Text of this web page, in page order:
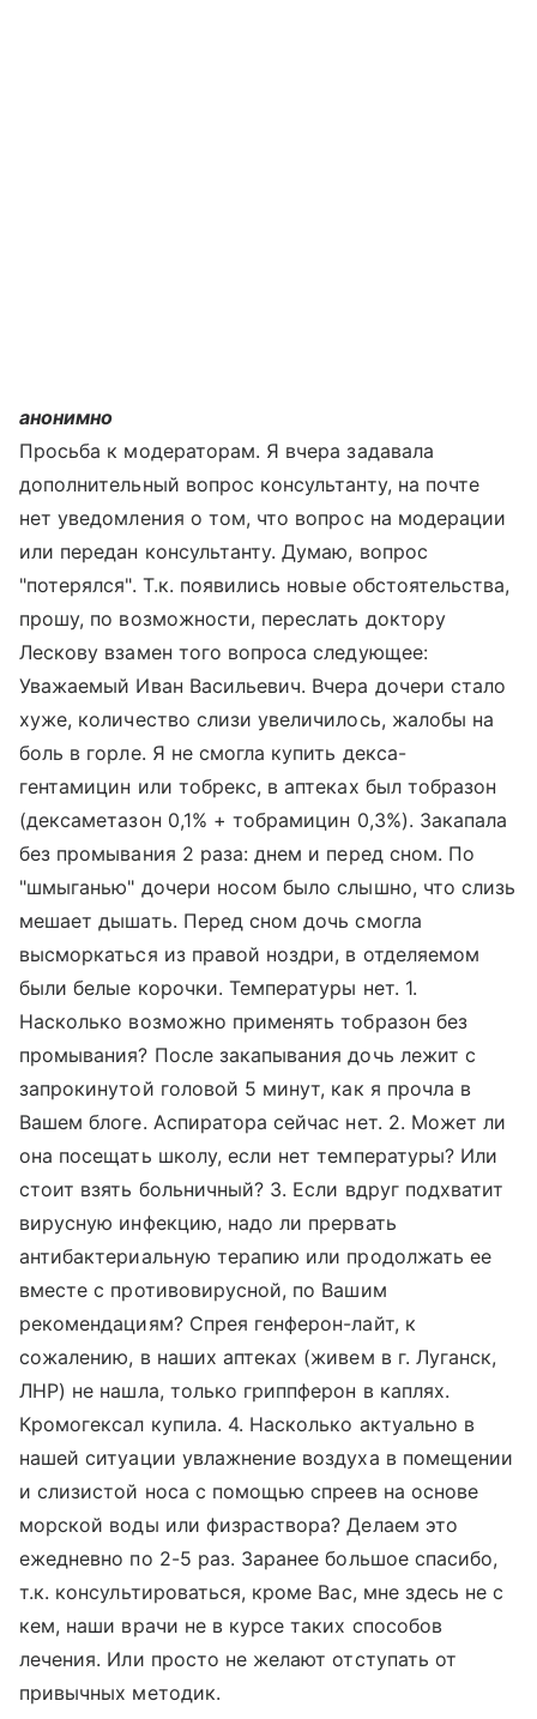
анонимно
Просьба к модераторам. Я вчера задавала
дополнительный вопрос консультанту, на почте
нет уведомления о том, что вопрос на модерации
или передан консультанту. Думаю, вопрос
"потерялся". Т.к. появились новые обстоятельства,
прошу, по возможности, переслать доктору
Лескову взамен того вопроса следующее:
Уважаемый Иван Васильевич. Вчера дочери стало
хуже, количество слизи увеличилось, жалобы на
боль в горле. Я не смогла купить декса-
гентамицин или тобрекс, в аптеках был тобразон
(дексаметазон 0,1% + тобрамицин 0,3%). Закапала
без промывания 2 раза: днем и перед сном. По
"шмыганью" дочери носом было слышно, что слизь
мешает дышать. Перед сном дочь смогла
высморкаться из правой ноздри, в отделяемом
были белые корочки. Температуры нет. 1.
Насколько возможно применять тобразон без
промывания? После закапывания дочь лежит с
запрокинутой головой 5 минут, как я прочла в
Вашем блоге. Аспиратора сейчас нет. 2. Может ли
она посещать школу, если нет температуры? Или
стоит взять больничный? 3. Если вдруг подхватит
вирусную инфекцию, надо ли прервать
антибактериальную терапию или продолжать ее
вместе с противовирусной, по Вашим
рекомендациям? Спрея генферон-лайт, к
сожалению, в наших аптеках (живем в г. Луганск,
ЛНР) не нашла, только гриппферон в каплях.
Кромогексал купила. 4. Насколько актуально в
нашей ситуации увлажнение воздуха в помещении
и слизистой носа с помощью спреев на основе
морской воды или физраствора? Делаем это
ежедневно по 2-5 раз. Заранее большое спасибо,
т.к. консультироваться, кроме Вас, мне здесь не с
кем, наши врачи не в курсе таких способов
лечения. Или просто не желают отступать от
привычных методик.